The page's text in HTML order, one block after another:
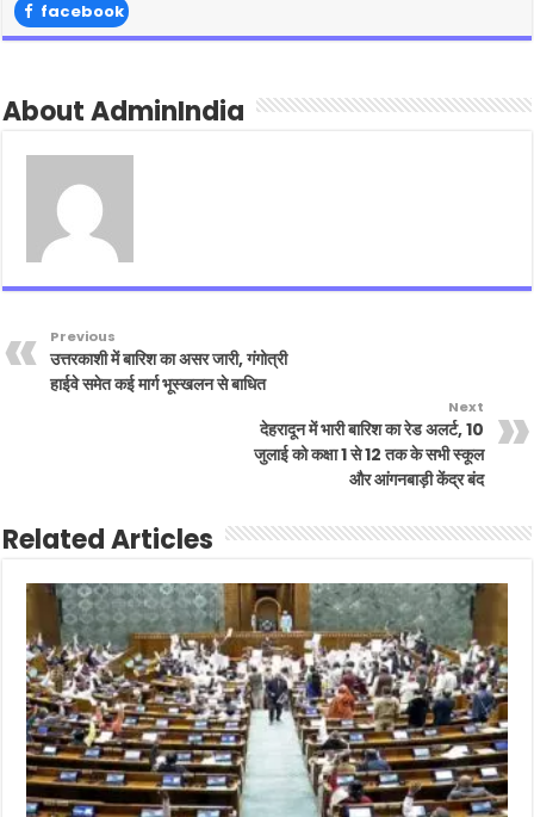
facebook
About AdminIndia
Previous
उत्तरकाशी में बारिश का असर जारी, गंगोत्री
हाईवे समेत कई मार्ग भूस्खलन से बाधित
Next
देहरादून में भारी बारिश का रेड अलर्ट, 10
जुलाई को कक्षा 1 से 12 तक के सभी स्कूल
और आंगनबाड़ी केंद्र बंद
Related Articles